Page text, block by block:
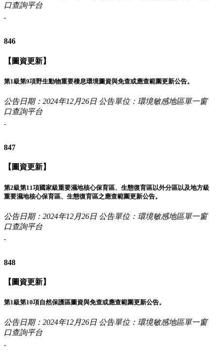
口查詢平台
846
【圖資更新】
第1級第9項野生動物重要棲息環境圖資與免查或應查範圍更新公告。
公告日期：2024年12月26日 公告單位：環境敏感地區單一窗
口查詢平台
847
【圖資更新】
第2級第11項國家級重要濕地核心保育區、生態復育區以外分區以及地方級
重要濕地核心保育區、生態復育區之應查範圍更新公告。
公告日期：2024年12月26日 公告單位：環境敏感地區單一窗
口查詢平台
848
【圖資更新】
第1級第10項自然保護區圖資與免查或應查範圍更新公告。
公告日期：2024年12月26日 公告單位：環境敏感地區單一窗
口查詢平台